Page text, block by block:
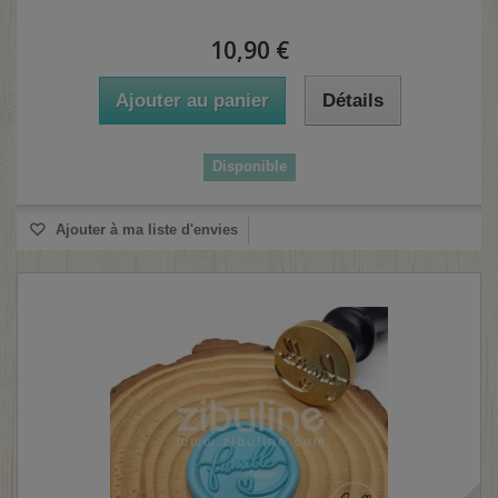
10,90 €
Ajouter au panier Détails
Disponible
Ajouter à ma liste d'envies